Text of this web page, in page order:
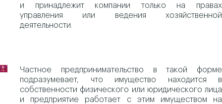
и принадлежит компании только на правах
управления или ведения хозяйственной
деятельности.
Частное предпринимательство в такой форме
подразумевает, что имущество находится в
собственности физического или юридического лица
и предприятие работает с этим имуществом на